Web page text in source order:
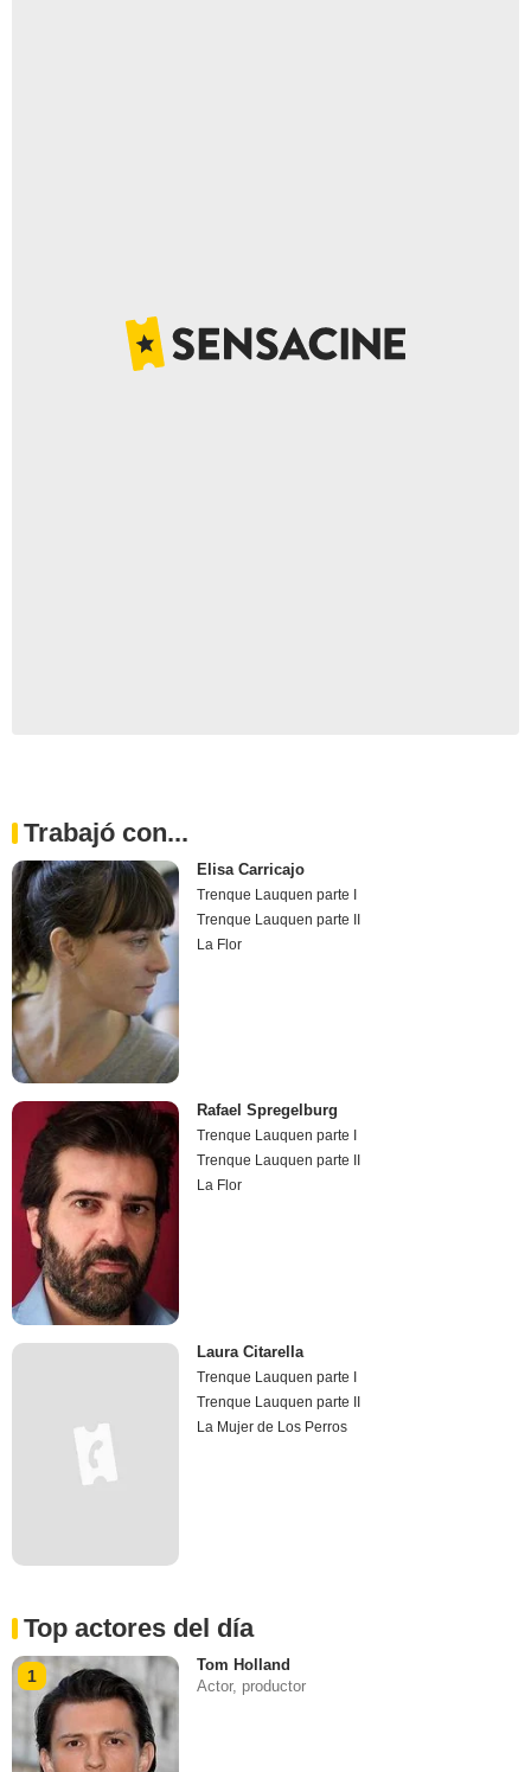
Trabajó con...
Elisa Carricajo
Trenque Lauquen parte I
Trenque Lauquen parte II
La Flor
Rafael Spregelburg
Trenque Lauquen parte I
Trenque Lauquen parte II
La Flor
Laura Citarella
Trenque Lauquen parte I
Trenque Lauquen parte II
La Mujer de Los Perros
Top actores del día
1
Tom Holland
Actor, productor